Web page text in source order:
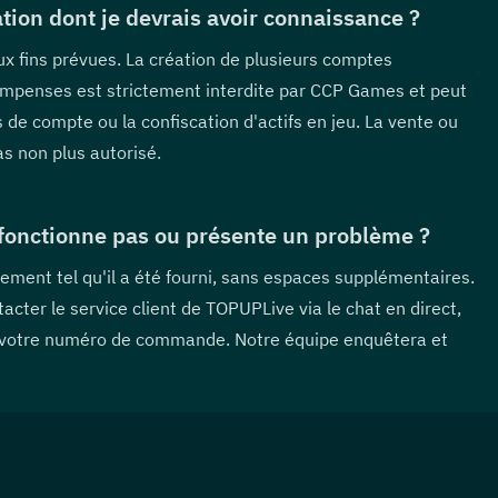
dont je devrais avoir connaissance ?
fins prévues. La création de plusieurs comptes
est strictement interdite par CCP Games et peut
compte ou la confiscation d'actifs en jeu. La vente ou
non plus autorisé.
pas ou présente un problème ?
tel qu'il a été fourni, sans espaces supplémentaires.
le service client de TOPUPLive via le chat en direct,
numéro de commande. Notre équipe enquêtera et